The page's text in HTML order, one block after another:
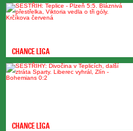
CHANCE LIGA
CHANCE LIGA